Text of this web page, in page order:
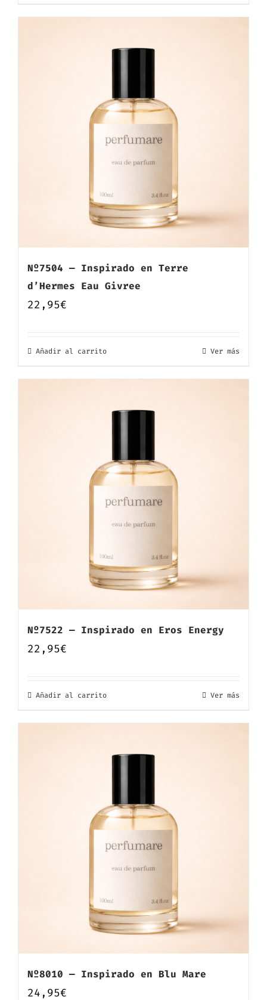
Nº7504 — Inspirado en Terre
d’Hermes Eau Givree
22,95€
Añadir al carrito Ver más
Nº7522 — Inspirado en Eros Energy
22,95€
Añadir al carrito Ver más
Nº8010 — Inspirado en Blu Mare
24,95€